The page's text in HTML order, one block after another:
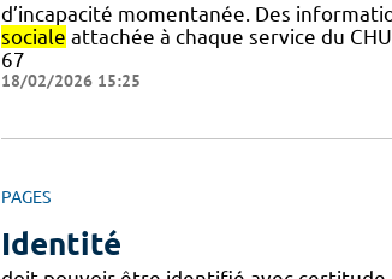
d’incapacité momentanée. Des
sociale attachée à chaque service du
67
18/02/2026 15:25
PAGES
Identité